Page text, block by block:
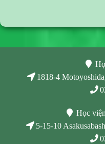
1818-4
Học
5-15-10